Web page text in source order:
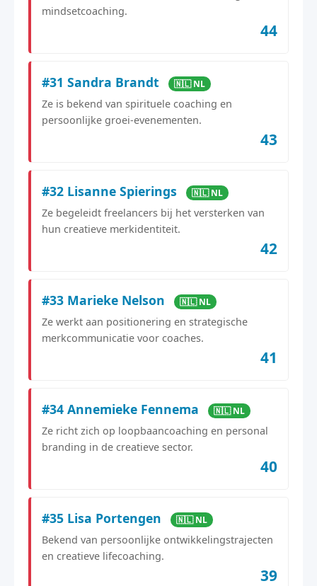
mindsetcoaching.
44
#31 Sandra Brandt 🇳🇱 NL
Ze is bekend van spirituele coaching en
persoonlijke groei-evenementen.
43
#32 Lisanne Spierings 🇳🇱 NL
Ze begeleidt freelancers bij het versterken van
hun creatieve merkidentiteit.
42
#33 Marieke Nelson 🇳🇱 NL
Ze werkt aan positionering en strategische
merkcommunicatie voor coaches.
41
#34 Annemieke Fennema 🇳🇱 NL
Ze richt zich op loopbaancoaching en personal
branding in de creatieve sector.
40
#35 Lisa Portengen 🇳🇱 NL
Bekend van persoonlijke ontwikkelingstrajecten
en creatieve lifecoaching.
39